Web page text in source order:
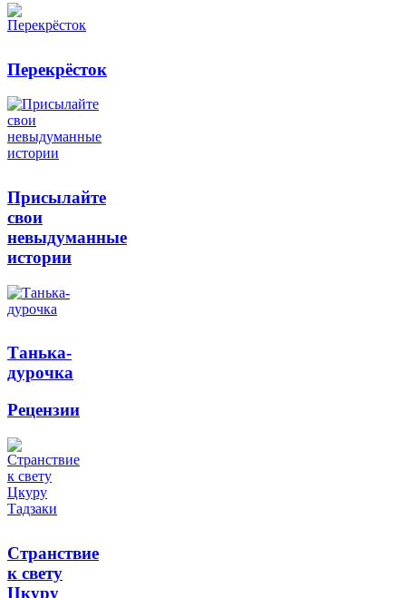
Перекрёсток
Присылайте
свои
невыдуманные
истории
Танька-
дурочка
Рецензии
Странствие
к свету
Цкуру